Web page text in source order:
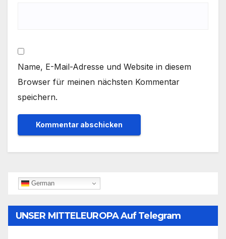
Name, E-Mail-Adresse und Website in diesem
Browser für meinen nächsten Kommentar
speichern.
German
UNSER MITTELEUROPA Auf Telegram